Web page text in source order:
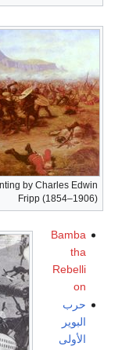
by Charles Edwin
Fripp (1854–1906)
Bamba
tha
Rebelli
on
حرب
البوير
الأولى